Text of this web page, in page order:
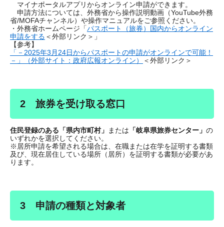
マイナポータルアプリからオンライン申請ができます。
申請方法については、外務省から操作説明動画（YouTube外務
省/MOFAチャンネル）や操作マニュアルをご参照ください。
・外務省ホームページ「パスポート（旅券）国内からオンライン
申請をする ＜外部リンク＞ 」
【参考】
「－2025年3月24日からパスポートの申請がオンラインで可能！
－」（外部サイト：政府広報オンライン）
＜外部リンク＞
2 旅券を受け取る窓口
住民登録のある「県内市町村」 または 「岐阜県旅券センター」 の
いずれかを選択してください。
※居所申請を希望される場合は、在職または在学を証明する書類
及び、現在居住している場所（居所）を証明する書類が必要があ
ります。
3 申請の種類と対象者